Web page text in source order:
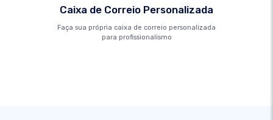
Caixa de Correio Personalizada
Faça sua própria caixa de correio personalizada
para profissionalismo